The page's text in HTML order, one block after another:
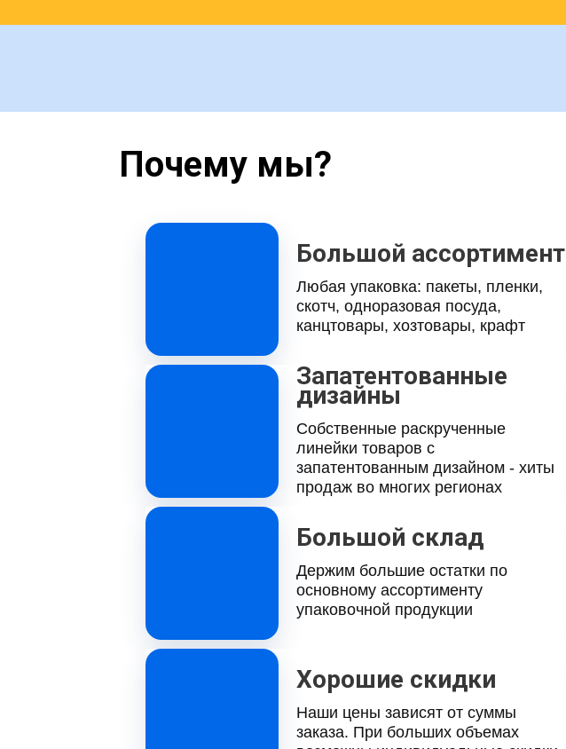
Почему мы?
Большой ассортимент
Любая упаковка: пакеты, пленки,
скотч, одноразовая посуда,
канцтовары, хозтовары, крафт
Запатентованные
дизайны
Собственные раскрученные
линейки товаров с
запатентованным дизайном - хиты
продаж во многих регионах
Большой склад
Держим большие остатки по
основному ассортименту
упаковочной продукции
Хорошие скидки
Наши цены зависят от суммы
заказа. При больших объемах